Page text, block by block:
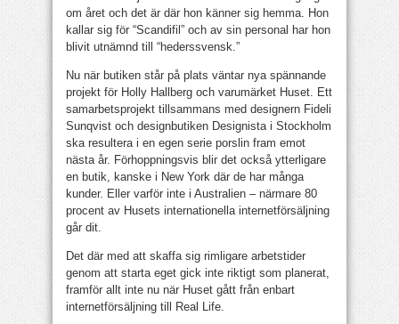
om året och det är där hon känner sig hemma. Hon
kallar sig för “Scandifil” och av sin personal har hon
blivit utnämnd till “hederssvensk.”
Nu när butiken står på plats väntar nya spännande
projekt för Holly Hallberg och varumärket Huset. Ett
samarbetsprojekt tillsammans med designern Fideli
Sunqvist och designbutiken Designista i Stockholm
ska resultera i en egen serie porslin fram emot
nästa år. Förhoppningsvis blir det också ytterligare
en butik, kanske i New York där de har många
kunder. Eller varför inte i Australien – närmare 80
procent av Husets internationella internetförsäljning
går dit.
Det där med att skaffa sig rimligare arbetstider
genom att starta eget gick inte riktigt som planerat,
framför allt inte nu när Huset gått från enbart
internetförsäljning till Real Life.